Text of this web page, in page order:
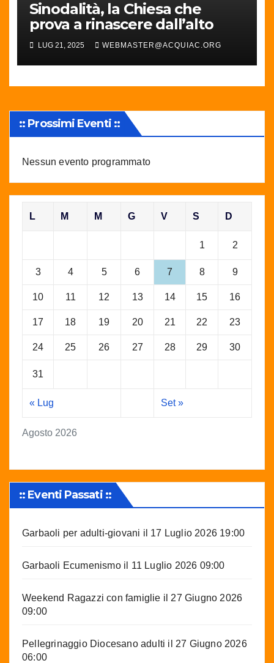
Sinodalità, la Chiesa che
prova a rinascere dall’alto
LUG 21, 2025 WEBMASTER@ACQUIAC.ORG
:: Prossimi Eventi ::
Nessun evento programmato
Agosto 2026
L M M G V S D
1 2
3 4 5 6 7 8 9
10 11 12 13 14 15 16
17 18 19 20 21 22 23
24 25 26 27 28 29 30
31
« Lug Set »
:: Eventi Passati ::
Garbaoli per adulti-giovani il 17 Luglio 2026 19:00
Garbaoli Ecumenismoil 11 Luglio 2026 09:00
Weekend Ragazzi con famiglie il 27 Giugno 2026
09:00
Pellegrinaggio Diocesano adulti il 27 Giugno 2026
06:00